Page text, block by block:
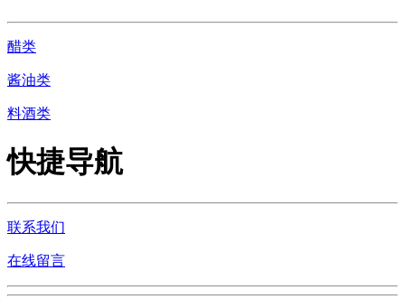
醋类
酱油类
料酒类
快捷导航
联系我们
在线留言